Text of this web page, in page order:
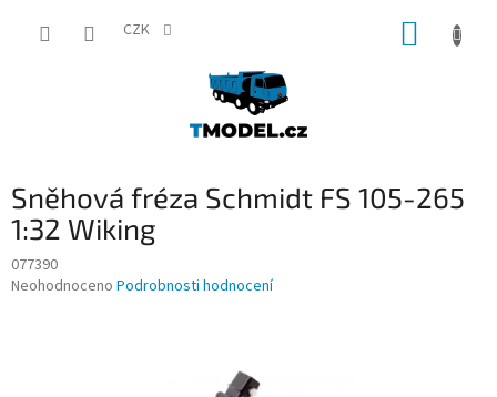
CZK
Sněhová fréza Schmidt FS 105-265
1:32 Wiking
077390
Průměrné
Neohodnoceno Podrobnosti hodnocení